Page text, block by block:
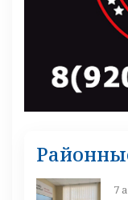
7